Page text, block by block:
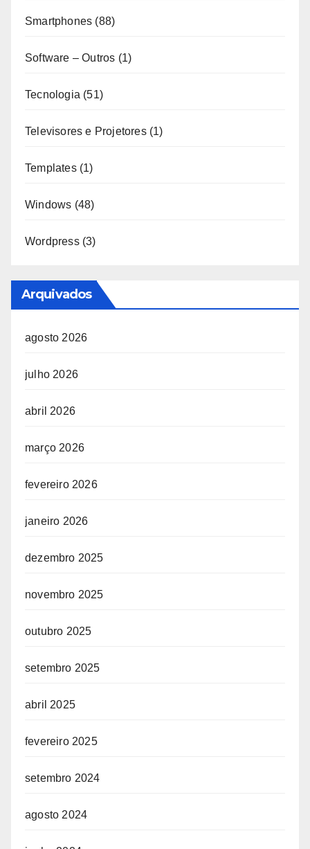
Smartphones (88)
Software – Outros (1)
Tecnologia (51)
Televisores e Projetores(1)
Templates(1)
Windows (48)
Wordpress(3)
Arquivados
agosto 2026
julho 2026
abril 2026
março 2026
fevereiro 2026
janeiro 2026
dezembro 2025
novembro 2025
outubro 2025
setembro 2025
abril 2025
fevereiro 2025
setembro 2024
agosto 2024